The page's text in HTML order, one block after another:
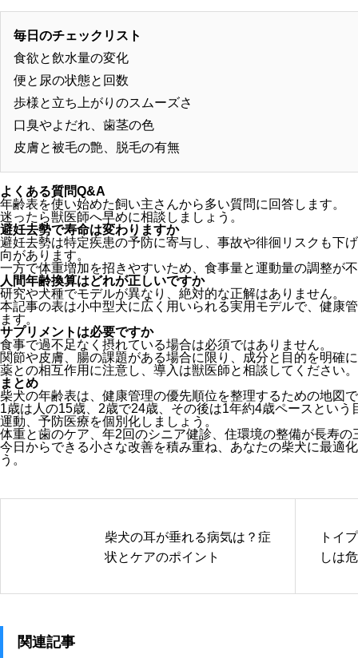
毎日のチェックリスト
食欲と飲水量の変化
便と尿の状態と回数
歩様と立ち上がりのスムーズさ
口臭やよだれ、歯茎の色
皮膚と被毛の艶、脱毛の有無
よくある質問Q&A
年齢表を使い始めた飼い主さんから多い質問に回答します。
迷ったら獣医師へ早めに相談しましょう。
避妊去勢で寿命は変わりますか
避妊去勢は特定疾患の予防に寄与し、事故や徘徊リスクも下
向があります。
一方で体重増加を招きやすいため、食事量と運動量の調整が
人間年齢換算はどれが正しいですか
研究や犬種でモデルが異なり、絶対的な正解はありません。
本記事の表は小中型犬に広く用いられる実用モデルで、健康
ます。
サプリメントは必要ですか
食事で過不足なく摂れている場合は必須ではありません。
関節や皮膚、腸の課題がある場合に限り、成分と目的を明確
薬との相互作用に注意し、導入は獣医師と相談してください。
まとめ
柴犬の年齢表は、健康管理の優先順位を整理するための地図
1歳は人の15歳、2歳で24歳、その後は1年約4歳ペースとい
運動、予防医療を個別化しましょう。
体重と歯のケア、年2回のシニア健診、住環境の整備が長寿の
今日からできる小さな改善を積み重ね、あなたの柴犬に最適
う。
柴犬の耳が垂れる病気は？症
状とケアのポイント
トイ
しは
関連記事